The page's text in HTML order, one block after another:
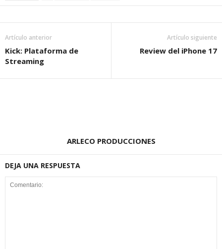
Artículo anterior
Kick: Plataforma de
Streaming
Artículo siguiente
Review del iPhone 17
ARLECO PRODUCCIONES
DEJA UNA RESPUESTA